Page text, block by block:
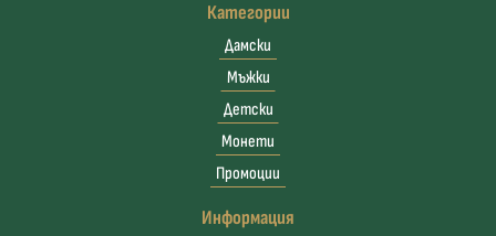
Категории
Дамски
Мъжки
Детски
Монети
Промоции
Информация